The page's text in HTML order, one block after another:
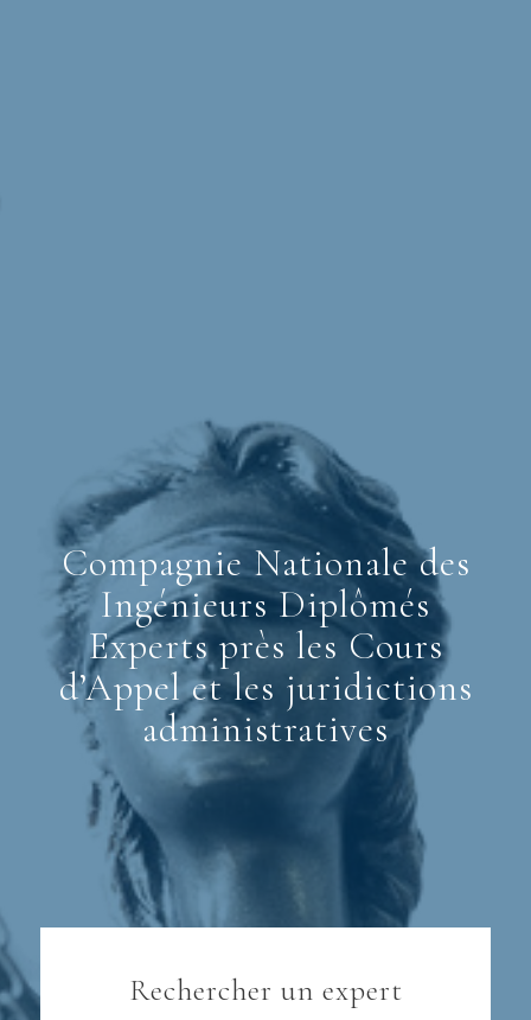
Compagnie Nationale des
Ingénieurs Diplômés
Experts près les Cours
d’Appel et les juridictions
administratives
Rechercher un expert